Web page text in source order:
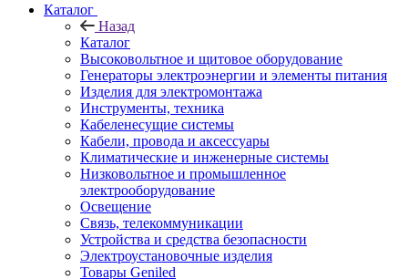
Каталог
Назад
Каталог
Высоковольтное и щитовое оборудование
Генераторы электроэнергии и элементы питания
Изделия для электромонтажа
Инструменты, техника
Кабеленесущие системы
Кабели, провода и аксессуары
Климатические и инженерные системы
Низковольтное и промышленное
электрооборудование
Освещение
Связь, телекоммуникации
Устройства и средства безопасности
Электроустановочные изделия
Товары Geniled